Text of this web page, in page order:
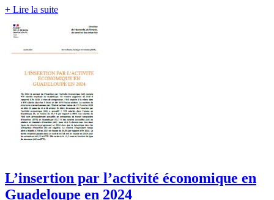
+ Lire la suite
L’insertion par l’activité économique en
Guadeloupe en 2024